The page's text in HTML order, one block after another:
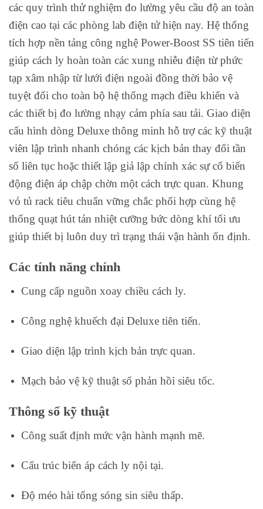
các quy trình thử nghiệm đo lường yêu cầu độ an toàn
điện cao tại các phòng lab điện tử hiện nay. Hệ thống
tích hợp nền tảng công nghệ Power-Boost SS tiên tiến
giúp cách ly hoàn toàn các xung nhiễu điện từ phức
tạp xâm nhập từ lưới điện ngoài đồng thời bảo vệ
tuyệt đối cho toàn bộ hệ thống mạch điều khiển và
các thiết bị đo lường nhạy cảm phía sau tải. Giao diện
cấu hình dòng Deluxe thông minh hỗ trợ các kỹ thuật
viên lập trình nhanh chóng các kịch bản thay đổi tần
số liên tục hoặc thiết lập giả lập chính xác sự cố biến
động điện áp chập chờn một cách trực quan. Khung
vỏ tủ rack tiêu chuẩn vững chắc phối hợp cùng hệ
thống quạt hút tản nhiệt cưỡng bức dòng khí tối ưu
giúp thiết bị luôn duy trì trạng thái vận hành ổn định.
Các tính năng chính
Cung cấp nguồn xoay chiều cách ly.
Công nghệ khuếch đại Deluxe tiên tiến.
Giao diện lập trình kịch bản trực quan.
Mạch bảo vệ kỹ thuật số phản hồi siêu tốc.
Thông số kỹ thuật
Công suất định mức vận hành mạnh mẽ.
Cấu trúc biến áp cách ly nội tại.
Độ méo hài tổng sóng sin siêu thấp.